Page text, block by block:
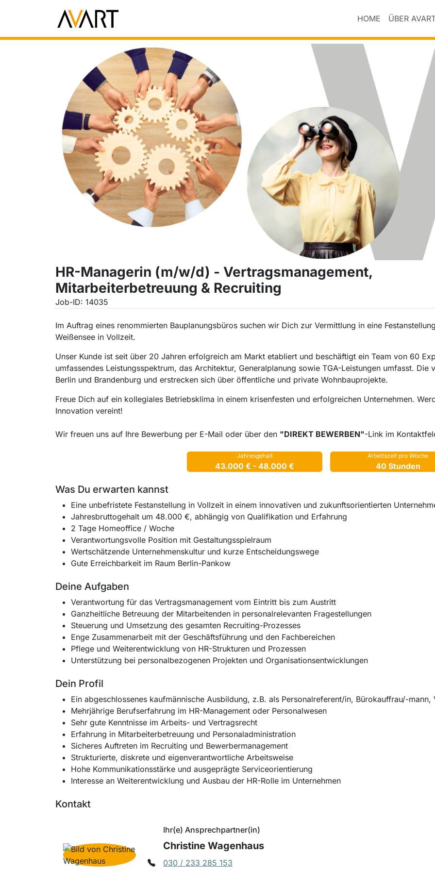
HOME ÜBER
HR-Managerin (m/w/d) - Vertragsmanagement,
Mitarbeiterbetreuung & Recruiting
Job-ID: 14035
Im Auftrag eines renommierten Bauplanungsbüros suchen wir Dich zur Vermittlung in eine
Weißensee in Vollzeit.
Unser Kunde ist seit über 20 Jahren erfolgreich am Markt etabliert und beschäftigt ein Team von 60
umfassendes Leistungsspektrum, das Architektur, Generalplanung sowie TGA-Leistungen umfasst.
Berlin und Brandenburg und erstrecken sich über öffentliche und private Wohnbauprojekte.
Freue Dich auf ein kollegiales Betriebsklima in einem krisenfesten und erfolgreichen Unternehmen.
Innovation vereint!
Wir freuen uns auf Ihre Bewerbung per E-Mail oder über den "DIREKT BEWERBEN"-Link im
Jahresgehalt
43.000 € - 48.000 €
Arbeitszeit pro Woche
40 Stunden
Was Du erwarten kannst
Eine unbefristete Festanstellung in Vollzeit in einem innovativen und zukunftsorientierten
Jahresbruttogehalt um 48.000 €, abhängig von Qualifikation und Erfahrung
2 Tage Homeoffice / Woche
Verantwortungsvolle Position mit Gestaltungsspielraum
Wertschätzende Unternehmenskultur und kurze Entscheidungswege
Gute Erreichbarkeit im Raum Berlin-Pankow
Deine Aufgaben
Verantwortung für das Vertragsmanagement vom Eintritt bis zum Austritt
Ganzheitliche Betreuung der Mitarbeitenden in personalrelevanten Fragestellungen
Steuerung und Umsetzung des gesamten Recruiting-Prozesses
Enge Zusammenarbeit mit der Geschäftsführung und den Fachbereichen
Pflege und Weiterentwicklung von HR-Strukturen und Prozessen
Unterstützung bei personalbezogenen Projekten und Organisationsentwicklungen
Dein Profil
Ein abgeschlossenes kaufmännische Ausbildung, z.B. als Personalreferent/in, Bürokauffrau/-
Mehrjährige Berufserfahrung im HR-Management oder Personalwesen
Sehr gute Kenntnisse im Arbeits- und Vertragsrecht
Erfahrung in Mitarbeiterbetreuung und Personaladministration
Sicheres Auftreten im Recruiting und Bewerbermanagement
Strukturierte, diskrete und eigenverantwortliche Arbeitsweise
Hohe Kommunikationsstärke und ausgeprägte Serviceorientierung
Interesse an Weiterentwicklung und Ausbau der HR-Rolle im Unternehmen
Kontakt
Ihr(e) Ansprechpartner(in)
Christine Wagenhaus
030 / 233 285 153